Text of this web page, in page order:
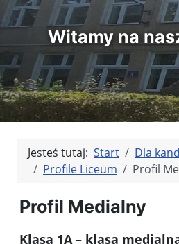
Witamy na
Jesteś tutaj: Start
Dla
Profile Liceum
Profil
Profil Medialny
Klasa 1A– klasa